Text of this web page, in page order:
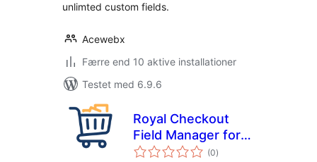
unlimted custom fields.
Acewebx
Færre end 10 aktive installationer
Testet med 6.9.6
Royal Checkout
Field Manager for
WooCommerce
(0totale
bedømmelser
)